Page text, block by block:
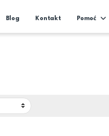
Blog Kontakt Pomoć